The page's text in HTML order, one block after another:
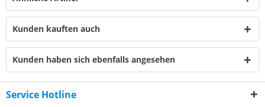
Kunden kauften auch
Kunden haben sich ebenfalls angesehen
Service Hotline